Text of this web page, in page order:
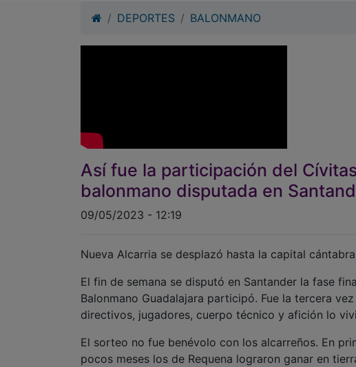
DEPORTES BALONMANO
Así fue la participación del
balonmano disputada en
09/05/2023 - 12:19
Nueva Alcarria se desplazó hasta la capital
El fin de semana se disputó en Santander la fase
Balonmano Guadalajara participó. Fue la tercera
directivos, jugadores, cuerpo técnico y afición lo
El sorteo no fue benévolo con los alcarreños. En
pocos meses los de Requena lograron ganar en